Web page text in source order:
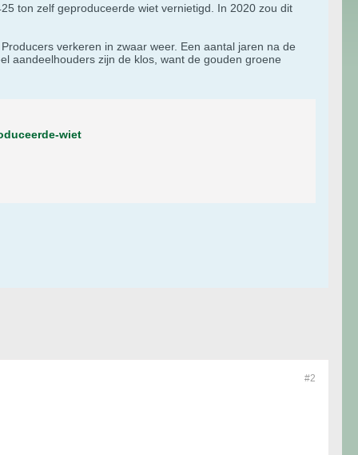
ton zelf geproduceerde wiet vernietigd. In 2020 zou dit
verkeren in zwaar weer. Een aantal jaren na de
aandeelhouders zijn de klos, want de gouden groene
wiet
#2